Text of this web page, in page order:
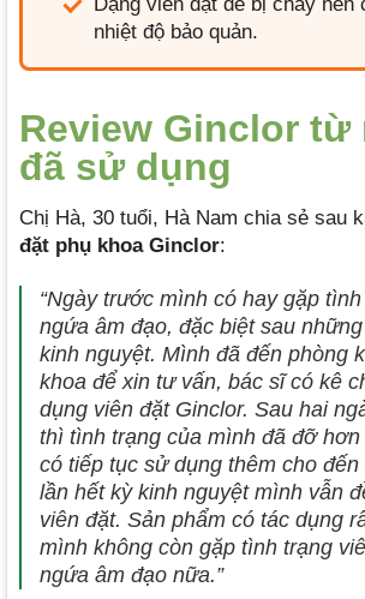
nhiệt độ bảo quản.
Review Ginclor
đã sử dụng
Chị Hà, 30 tuổi, Hà Nam chia sẻ sau
đặt phụ khoa Ginclor:
“Ngày trước mình có hay gặp
ngứa âm đạo, đặc biệt sau
kinh nguyệt. Mình đã đến phòng
khoa để xin tư vấn, bác sĩ có kê
dụng viên đặt Ginclor. Sau hai
thì tình trạng của mình đã đỡ
có tiếp tục sử dụng thêm cho
lần hết kỳ kinh nguyệt mình vẫn
viên đặt. Sản phẩm có tác dụng
mình không còn gặp tình trạng
ngứa âm đạo nữa.”